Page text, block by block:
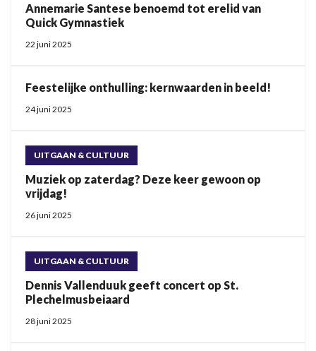
Annemarie Santese benoemd tot erelid van
Quick Gymnastiek
22 juni 2025
Feestelijke onthulling: kernwaarden in beeld!
24 juni 2025
UITGAAN & CULTUUR
Muziek op zaterdag? Deze keer gewoon op
vrijdag!
26 juni 2025
UITGAAN & CULTUUR
Dennis Vallenduuk geeft concert op St.
Plechelmusbeiaard
28 juni 2025